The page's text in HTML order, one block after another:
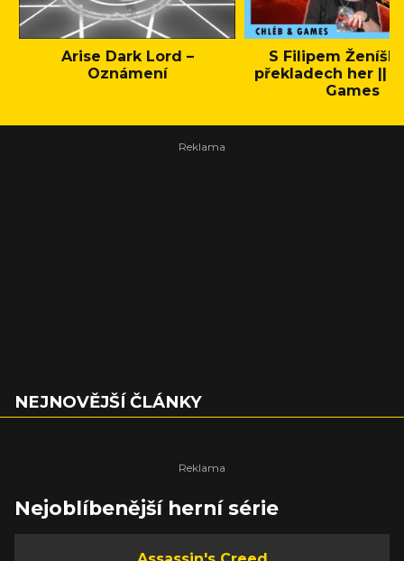
Arise Dark Lord –
Oznámení
S Filipem
překladech her ||
Games
NEJNOVĚJŠÍ ČLÁNKY
Nejoblíbenější herní série